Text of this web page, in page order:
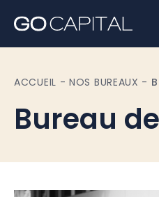
ACCUEIL -NOS BUREAUX -
Bureau